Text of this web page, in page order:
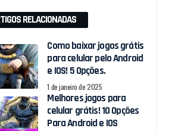
RELACIONADAS
Como baixar jogos grátis
para celular pelo Android
e IOS! 5 Opções.
1 de janeiro de 2025
Melhores jogos para
celular grátis! 10 Opções
Para Android e IOS